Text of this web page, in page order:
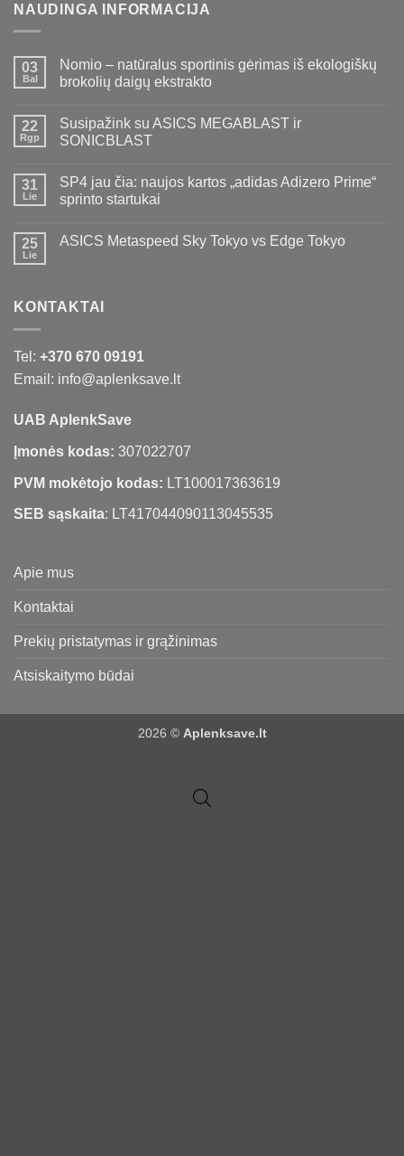
NAUDINGA INFORMACIJA
03
Bal
Nomio – natūralus sportinis gėrimas iš ekologiškų
brokolių daigų ekstrakto
22
Rgp
Susipažink su ASICS MEGABLAST ir
SONICBLAST
31
Lie
SP4 jau čia: naujos kartos „adidas Adizero Prime“
sprinto startukai
25
Lie
ASICS Metaspeed Sky Tokyo vs Edge Tokyo
KONTAKTAI
Tel: +370 670 09191
Email: info@aplenksave.lt
UAB AplenkSave
Įmonės kodas: 307022707
PVM mokėtojo kodas: LT100017363619
SEB sąskaita: LT417044090113045535
Apie mus
Kontaktai
Prekių pristatymas ir grąžinimas
Atsiskaitymo būdai
2026 © Aplenksave.lt